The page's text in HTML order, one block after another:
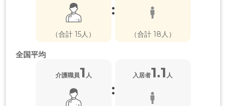
（合計 15人）
:
（合計 18人）
全国平均
介護職員1 人
:
入居者1.1 人